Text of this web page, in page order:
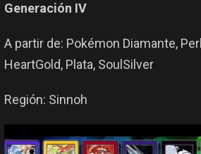
Generación IV
A partir de: Pokémon Diamante,
HeartGold, Plata, SoulSilver
Región: Sinnoh